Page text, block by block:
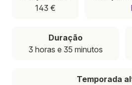
143 €
Duração
3 horas e 35 minutos
Temporada